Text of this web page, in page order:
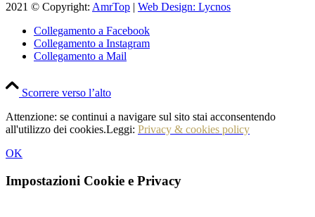
2021 © Copyright: AmrTop | Web Design: Lycnos
Collegamento a Facebook
Collegamento a Instagram
Collegamento a Mail
Scorrere verso l’alto
Attenzione: se continui a navigare sul sito stai acconsentendo
all'utilizzo dei cookies.Leggi: Privacy & cookies policy
OK
Impostazioni Cookie e Privacy